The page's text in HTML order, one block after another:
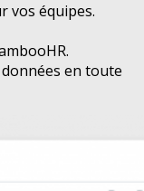
vos équipes.
en toute